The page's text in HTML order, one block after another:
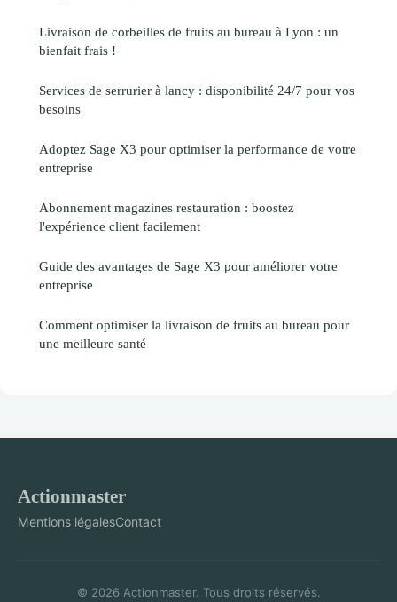
Livraison de corbeilles de fruits au bureau à Lyon : un
bienfait frais !
Services de serrurier à lancy : disponibilité 24/7 pour vos
besoins
Adoptez Sage X3 pour optimiser la performance de votre
entreprise
Abonnement magazines restauration : boostez
l'expérience client facilement
Guide des avantages de Sage X3 pour améliorer votre
entreprise
Comment optimiser la livraison de fruits au bureau pour
une meilleure santé
Actionmaster
Mentions légalesContact
© 2026 Actionmaster. Tous droits réservés.